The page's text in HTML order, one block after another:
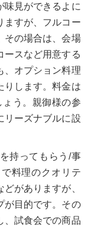
味見ができるよに
ますが、フルコー
その場合は、会場
ースなど用意する
、オプション料理
りします。料金は
う。親御様の参
リーズナブルに設
持ってもらう/事
料理のクオリテ
がありますが、
が目的です。その
、試食会での商品